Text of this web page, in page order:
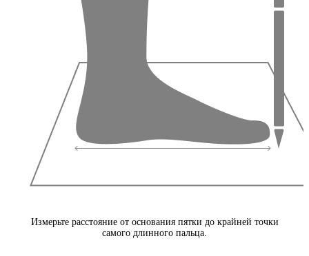
Измерьте расстояние от основания пятки до крайней точки
самого длинного пальца.